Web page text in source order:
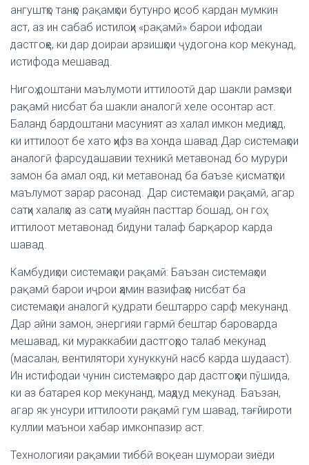
ангуштҳо танҳо рақамҳои бутунро ҳисоб кардан мумкин
аст, аз ин сабаб истилоҳи «рақамӣ» барои ифодаи
дастгоҳе, ки дар доираи арзишҳои ҷудогона кор мекунад,
истифода мешавад.
Нигоҳ доштани маълумоти иттилоотӣ дар шакли рамзҳои
рақамӣ нисбат ба шакли аналогӣ хеле осонтар аст.
Баланд бардоштани масуният аз халал имкон медиҳад,
ки иттилоот бе хато ҳифз ва хонда шавад.Дар системаҳои
аналогӣ фарсудашавии техникӣ метавонад бо мурури
замон ба амал ояд, ки метавонад ба баъзе қисматҳои
маълумот зарар расонад. Дар системаҳои рақамӣ, агар
сатҳи халалҳо аз сатҳи муайян пасттар бошад, он гоҳ
иттилоот метавонад бидуни талаф барқарор карда
шавад.
Камбудиҳои системаҳои рақамӣ: Баъзан системаҳои
рақамӣ барои иҷрои ҳамин вазифаҳо нисбат ба
системаҳои аналогӣ қудрати бештарро сарф мекунанд.
Дар айни замон, энергияи гармӣ бештар бароварда
мешавад, ки мураккабии дастгоҳро талаб мекунад
(масалан, вентилятори хунуккунӣ насб карда шудааст).
Ин истифодаи чунин системаҳоро дар дастгоҳҳои пӯшида,
ки аз батарея кор мекунанд, маҳдуд мекунад. Баъзан,
агар як унсури иттилооти рақамӣ гум шавад, тағйироти
куллии маънои хабар имконпазир аст.
Технологияи рақамии тиббӣ воқеан шумораи зиёди